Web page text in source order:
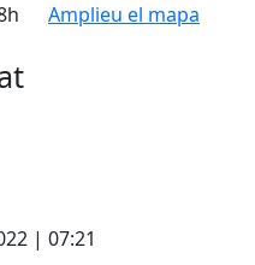
Amplieu el mapa
| 07:21